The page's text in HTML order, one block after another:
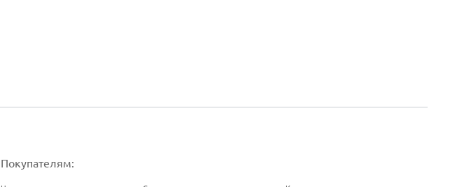
Покупателям: